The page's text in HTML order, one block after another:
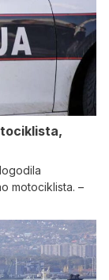
motociklista. –